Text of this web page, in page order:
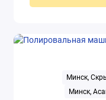
Фрезеры
Штроборезы
Минск,
Минск,